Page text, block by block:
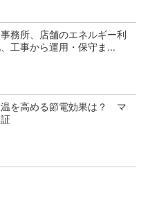
務所、店舗のエネルギー利
工事から運用・保守ま...
を高める節電効果は？ マ